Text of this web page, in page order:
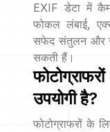
EXIF डेटा में
फोकल लंबाई,
सफेद संतुलन और
सकती हैं।
उपयोगी है?
फोटोग्राफरों के